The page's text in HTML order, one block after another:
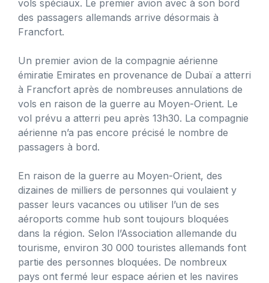
vols spéciaux. Le premier avion avec à son bord
des passagers allemands arrive désormais à
Francfort.
Un premier avion de la compagnie aérienne
émiratie Emirates en provenance de Dubaï a atterri
à Francfort après de nombreuses annulations de
vols en raison de la guerre au Moyen-Orient. Le
vol prévu a atterri peu après 13h30. La compagnie
aérienne n’a pas encore précisé le nombre de
passagers à bord.
En raison de la guerre au Moyen-Orient, des
dizaines de milliers de personnes qui voulaient y
passer leurs vacances ou utiliser l’un de ses
aéroports comme hub sont toujours bloquées
dans la région. Selon l’Association allemande du
tourisme, environ 30 000 touristes allemands font
partie des personnes bloquées. De nombreux
pays ont fermé leur espace aérien et les navires